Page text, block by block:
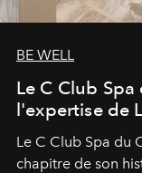
BE WELL
Le C Club
l'expertise de
Le C Club Spa du
chapitre de son